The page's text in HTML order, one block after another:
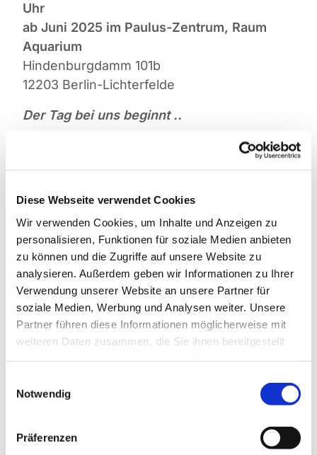
Diese Webseite verwendet Cookies
Wir verwenden Cookies, um Inhalte und Anzeigen zu
personalisieren, Funktionen für soziale Medien anbieten
zu können und die Zugriffe auf unsere Website zu
analysieren. Außerdem geben wir Informationen zu Ihrer
Verwendung unserer Website an unsere Partner für
soziale Medien, Werbung und Analysen weiter. Unsere
Partner führen diese Informationen möglicherweise mit
weiteren Daten zusammen, die Sie ihnen bereitgestellt
Notwendig
Präferenzen
Uhr
ab Juni 2025 im Paulus-Zentrum, Raum
Aquarium
Hindenburgdamm 101b
12203 Berlin-Lichterfelde
Der Tag bei uns beginnt ..
... mit leckeren Kaffeespezialitäten und
gemütlicher Atmosphäre, und besonders
stolz sind wir auf unseren frischen, mit
Liebe selbstgebackenen Kuchen.
Spontan, allein, verabredet mit anderen, ob
aus der Gemeinde oder aus der
Nachbarschaft – ganz egal: Wir freuen uns
auf Sie und Euch alle. Hereinspaziert und
herzlich willkommen!